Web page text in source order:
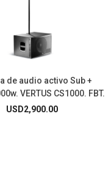
de audio activo Sub +
VERTUS CS1000. FBT.
USD2,900.00